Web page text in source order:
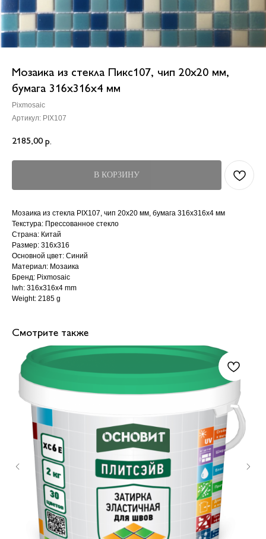
Мозаика из стекла Пикс107, чип 20x20 мм,
бумага 316х316х4 мм
Pixmosaic
Артикул: PIX107
2185,00 р.
В КОРЗИНУ
Мозаика из стекла PIX107, чип 20x20 мм, бумага 316х316х4 мм
Текстура: Прессованное стекло
Страна: Китай
Размер: 316x316
Основной цвет: Синий
Материал: Мозаика
Бренд: Pixmosaic
lwh: 316x316x4 mm
Weight: 2185 g
Смотрите также